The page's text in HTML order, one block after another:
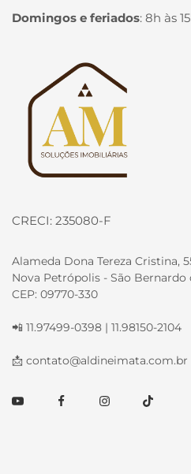
Domingos e feriados: 8h às
Página inicial
CRECI: 235080-F
Alameda Dona Tereza Cristina,
Nova Petrópolis - São
CEP: 09770-330
📲 11.97499-0398 | 11.98150-2104
📩 contato@aldineimata.com.br
YoutubeFacebookInstagramTikTok